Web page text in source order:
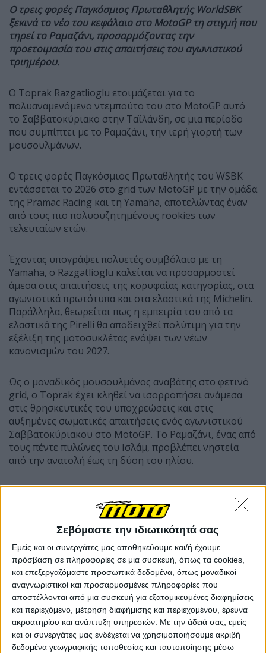
Σεβόμαστε την ιδιωτικότητά σας
Εμείς και οι συνεργάτες μας αποθηκεύουμε και/ή έχουμε
πρόσβαση σε πληροφορίες σε μια συσκευή, όπως τα cookies,
και επεξεργαζόμαστε προσωπικά δεδομένα, όπως μοναδικοί
αναγνωριστικοί και προσαρμοσμένες πληροφορίες που
αποστέλλονται από μια συσκευή για εξατομικευμένες διαφημίσεις
και περιεχόμενο, μέτρηση διαφήμισης και περιεχομένου, έρευνα
ακροατηρίου και ανάπτυξη υπηρεσιών. Με την άδειά σας, εμείς
και οι συνεργάτες μας ενδέχεται να χρησιμοποιήσουμε ακριβή
δεδομένα γεωγραφικής τοποθεσίας και ταυτοποίησης μέσω
Ο τρεις φορές Παγκόσμιος Πρωταθλητής WorldSBK
ξεκινά το νέο του κεφάλαιο στο MotoGP τη στιγμή που
τηρεί το Ραμαζάνι, προσαρμόζοντας την
προετοιμασία του στις απαιτήσεις του αγωνιστικού
τριημέρου.
Ο Toprak Razgatlioglu ετοιμάζεται για το
πολυαναμενόμενο ντεμπούτο του στο MotoGP αυτό
το Σαββατοκύριακο στην Ταϊλάνδη, σε μια περίοδο
που συμπίπτει με το Ραμαζάνι, την ιερή γιορτή των
μουσουλμάνων.
Ο τρεις φορές Παγκόσμιος Πρωταθλητής του WSBK
εντάσσεται το 2026 στο grid των MotoGP με την ομάδα
της Pramac Racing και τη Yamaha, αποτελώντας έναν
από τους πιο πολυσυζητημένους rookies των
τελευταίων ετών.
Έχοντας υπογράψει πολυετές συμβόλαιο με τη
Yamaha, ο Razgatlioglu καλείται να προσαρμοστεί
άμεσα στις απαιτήσεις της κορυφαίας κατηγορίας, στα
αγωνιστικά πρωτότυπα και στα ελαστικά της Michelin.
Παράλληλα, θεωρείται πως η εμπειρία του από τα
ελαστικά της Pirelli θα αποδειχθεί πολύτιμη για την
εξέλιξη της μοτοσυκλέτας ενόψει των νέων
κανονισμών του 2027.
Ως ο μοναδικός μουσουλμάνος αναβάτης στο φετινό
grid, ο Toprak έχει κληθεί να ισορροπήσει ανάμεσα
στις θρησκευτικές του υποχρεώσεις και στις
αυξημένες σωματικές απαιτήσεις ενός αγωνιστικού
Σαββατοκύριακου στο MotoGP. Το Ραμαζάνι, ένας από
τους πέντε πυλώνες του Ισλάμ, προβλέπει νηστεία
από την ανατολή έως τη δύση του ηλίου.